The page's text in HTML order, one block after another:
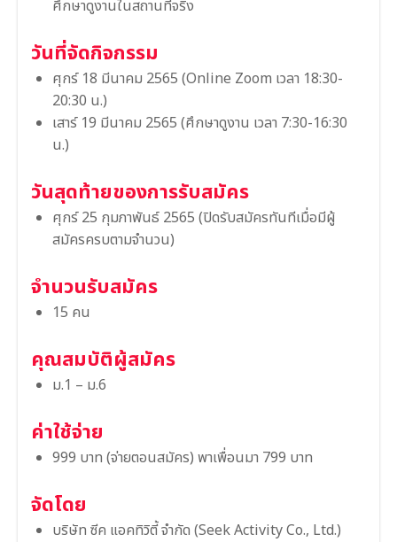
ศึกษาดูงานในสถานที่จริง
วันที่จัดกิจกรรม
ศุกร์ 18 มีนาคม 2565 (Online Zoom เวลา 18:30-
20:30 น.)
เสาร์ 19 มีนาคม 2565 (ศึกษาดูงาน เวลา 7:30-16:30
น.)
วันสุดท้ายของการรับสมัคร
ศุกร์ 25 กุมภาพันธ์ 2565 (ปิดรับสมัครทันทีเมื่อมีผู้
สมัครครบตามจำนวน)
จำนวนรับสมัคร
15 คน
คุณสมบัติผู้สมัคร
ม.1 – ม.6
ค่าใช้จ่าย
999 บาท (จ่ายตอนสมัคร) พาเพื่อนมา 799 บาท
จัดโดย
บริษัท ซีค แอคทิวิตี้ จำกัด (Seek Activity Co., Ltd.)